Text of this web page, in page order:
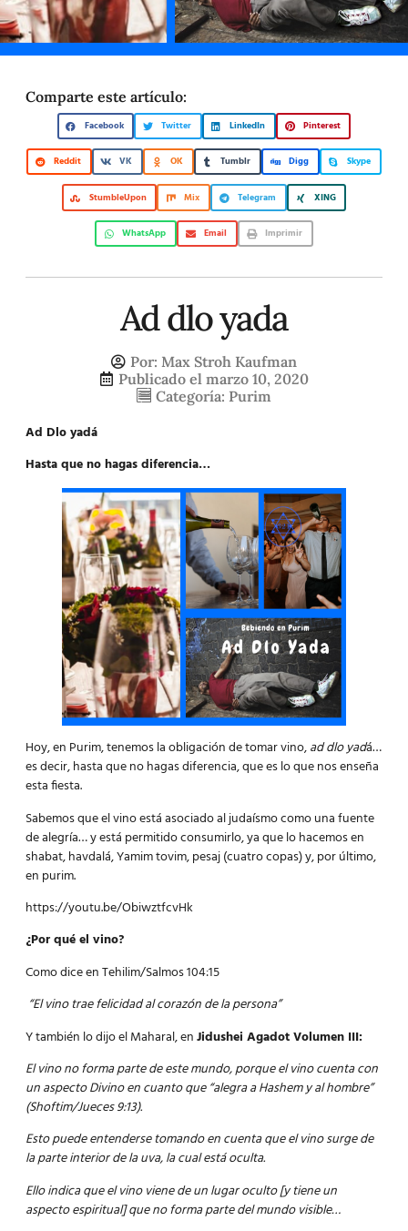
Comparte este artículo:
Facebook Twitter LinkedIn Pinterest
Reddit VK OK Tumblr Digg Skype
StumbleUpon Mix Telegram XING
WhatsApp Email Imprimir
Ad dlo yada
Por: Max Stroh Kaufman
Publicado el marzo 10, 2020
Categoría: Purim
Ad Dlo yadá
Hasta que no hagas diferencia…
Hoy, en Purim, tenemos la obligación de tomar vino,ad dlo yadá…
es decir, hasta que no hagas diferencia, que es lo que nos enseña
esta fiesta.
Sabemos que el vino está asociado al judaísmo como una fuente
de alegría… y está permitido consumirlo, ya que lo hacemos en
shabat, havdalá, Yamim tovim, pesaj (cuatro copas) y, por último,
en purim.
https://youtu.be/ObiwztfcvHk
¿Por qué el vino?
Como dice en Tehilim/Salmos 104:15
“El vino trae felicidad al corazón de la persona”
Y también lo dijo el Maharal, enJidushei Agadot Volumen III:
El vino no forma parte de este mundo, porque el vino cuenta con
un aspecto Divino en cuanto que “alegra a Hashem y al hombre”
(Shoftim/Jueces 9:13).
Esto puede entenderse tomando en cuenta que el vino surge de
la parte interior de la uva, la cual está oculta.
Ello indica que el vino viene de un lugar oculto [y tiene un
aspecto espiritual] que no forma parte del mundo visible…